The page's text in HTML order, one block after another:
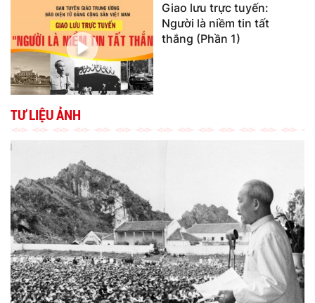
Giao lưu trực tuyến:
Người là niềm tin tất
thắng (Phần 1)
TƯ LIỆU ẢNH